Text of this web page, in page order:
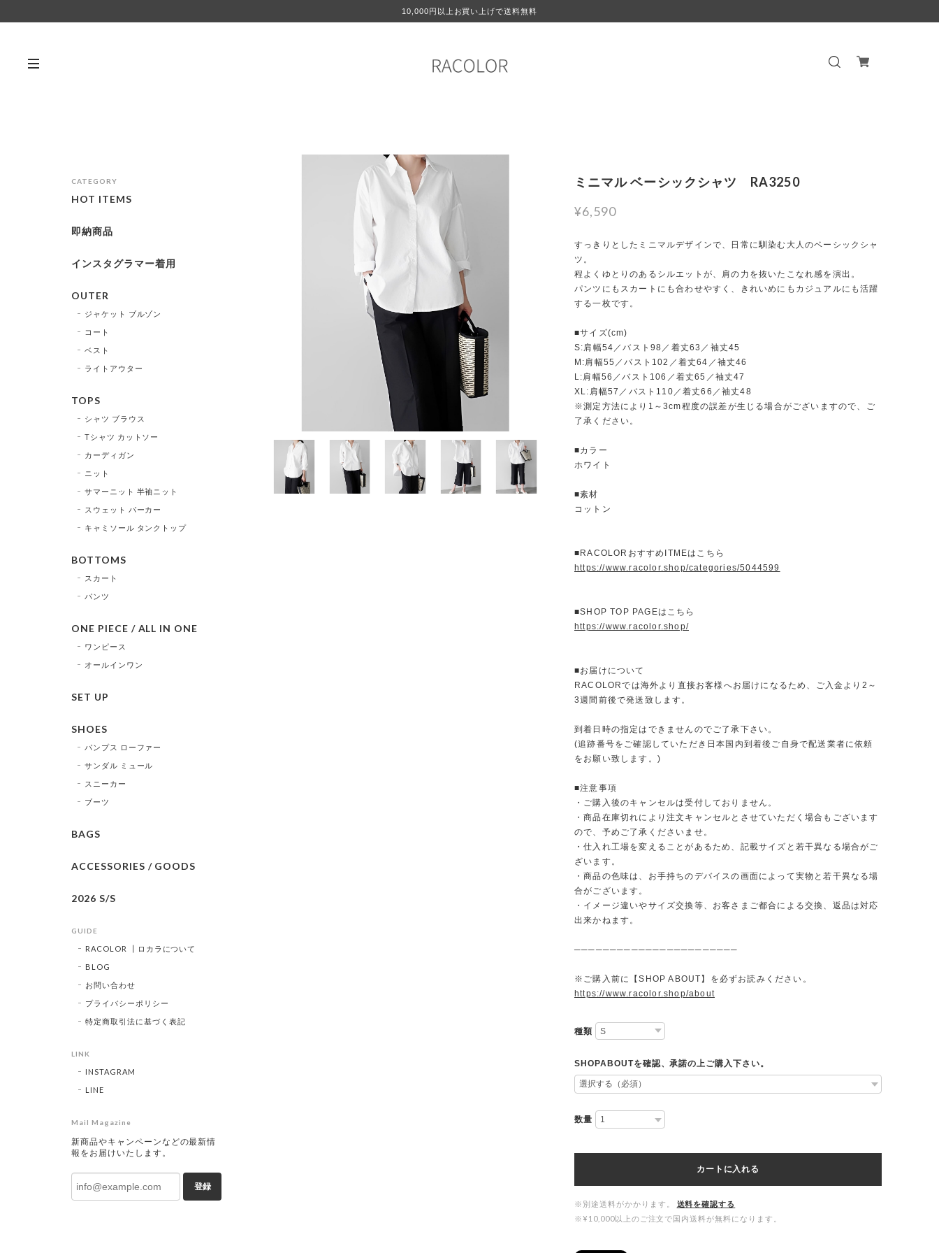
10,000円以上お買い上げで送料無料
ミニマル ベーシックシャツ RA3250
¥6,590
すっきりとしたミニマルデザインで、日常に馴染む大人のベーシックシャ
ツ。
程よくゆとりのあるシルエットが、肩の力を抜いたこなれ感を演出。
パンツにもスカートにも合わせやすく、きれいめにもカジュアルにも活躍
する一枚です。
■サイズ(cm)
S:肩幅54／バスト98／着丈63／袖丈45
M:肩幅55／バスト102／着丈64／袖丈46
L:肩幅56／バスト106／着丈65／袖丈47
XL:肩幅57／バスト110／着丈66／袖丈48
※測定方法により1～3cm程度の誤差が生じる場合がございますので、ご
了承ください。
■カラー
ホワイト
■素材
コットン
■RACOLORおすすめITMEはこちら
https://www.racolor.shop/categories/5044599
■SHOP TOP PAGEはこちら
https://www.racolor.shop/
■お届けについて
RACOLORでは海外より直接お客様へお届けになるため、ご入金より2～
3週間前後で発送致します。
到着日時の指定はできませんのでご了承下さい。
(追跡番号をご確認していただき日本国内到着後ご自身で配送業者に依頼
をお願い致します。)
■注意事項
・ご購入後のキャンセルは受付しておりません。
・商品在庫切れにより注文キャンセルとさせていただく場合もございます
ので、予めご了承くださいませ。
・仕入れ工場を変えることがあるため、記載サイズと若干異なる場合がご
ざいます。
・商品の色味は、お手持ちのデバイスの画面によって実物と若干異なる場
合がございます。
・イメージ違いやサイズ交換等、お客さまご都合による交換、返品は対応
出来かねます。
───────────────────────
※ご購入前に【SHOP ABOUT】を必ずお読みください。
https://www.racolor.shop/about
種類
SHOPABOUTを確認、承諾の上ご購入下さい。
数量
カートに入れる
※別途送料がかかります。
送料を確認する
※¥10,000以上のご注文で国内送料が無料になります。
CATEGORY
HOT ITEMS
即納商品
インスタグラマー着用
OUTER
ジャケット ブルゾン
コート
ベスト
ライトアウター
TOPS
シャツ ブラウス
Tシャツ カットソー
カーディガン
ニット
サマーニット 半袖ニット
スウェット パーカー
キャミソール タンクトップ
BOTTOMS
スカート
パンツ
ONE PIECE / ALL IN ONE
ワンピース
オールインワン
SET UP
SHOES
パンプス ローファー
サンダル ミュール
スニーカー
ブーツ
BAGS
ACCESSORIES / GOODS
2026 S/S
GUIDE
RACOLOR ┃ロカラについて
BLOG
お問い合わせ
プライバシーポリシー
特定商取引法に基づく表記
LINK
INSTAGRAM
LINE
Mail Magazine
新商品やキャンペーンなどの最新情
報をお届けいたします。
登録